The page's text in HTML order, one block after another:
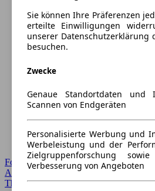
Forum Startseite
Alle Auto-Foren
Themen-Forum
Sie können Ihre Präferenzen
erteilte Einwilligungen
unserer Datenschutzerklärung
besuchen.
Zwecke
Genaue Standortdaten und
Scannen von Endgeräten
Personalisierte Werbung und
Werbeleistung und der
Zielgruppenforschung
Verbesserung von Angeboten